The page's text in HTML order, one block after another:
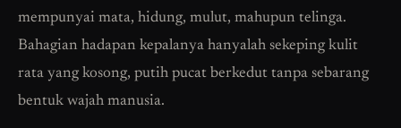
mempunyai mata, hidung, mulut, mahupun telinga.
Bahagian hadapan kepalanya hanyalah sekeping kulit
rata yang kosong, putih pucat berkedut tanpa sebarang
bentuk wajah manusia.